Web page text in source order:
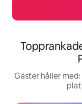
Gäster håller